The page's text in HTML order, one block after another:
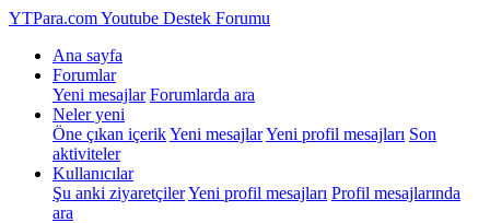
YTPara.comYoutube Destek Forumu
Ana sayfa
Forumlar
Yeni mesajlar Forumlarda ara
Neler yeni
Öne çıkan içerikYeni mesajlarYeni profil mesajları Son
aktiviteler
Kullanıcılar
Şu anki ziyaretçilerYeni profil mesajları Profil mesajlarında
ara